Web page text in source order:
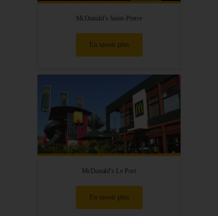
McDonald's Saint-Pierre
En savoir plus
McDonald's Le Port
En savoir plus